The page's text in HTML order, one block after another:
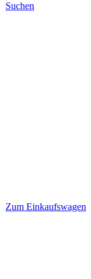
Suchen
Zum Einkaufswagen